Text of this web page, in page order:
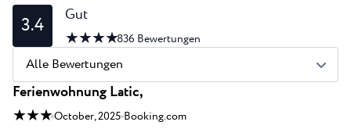
Gastronomie
Pepi Club
Alles Erkunden
3.4 Gut
★ ★ ★ ★836 Bewertungen
Alle Bewertungen
Ferienwohnung Latic,
★ ★ ★ October, 2025 Booking.com